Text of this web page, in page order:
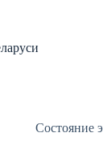
Состояние